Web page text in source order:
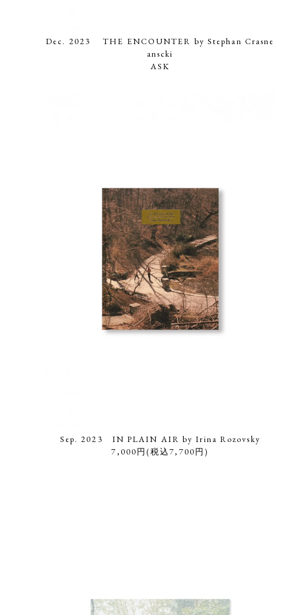
Dec. 2023 THE ENCOUNTER by Stephan Crasne
anscki
ASK
Sep. 2023 IN PLAIN AIR by Irina Rozovsky
7,000円(税込7,700円)